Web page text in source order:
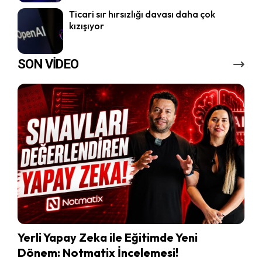
Ticari sır hırsızlığı davası daha çok
kızışıyor
SON VİDEO
Yerli Yapay Zeka ile Eğitimde Yeni
Dönem: Notmatix İncelemesi!